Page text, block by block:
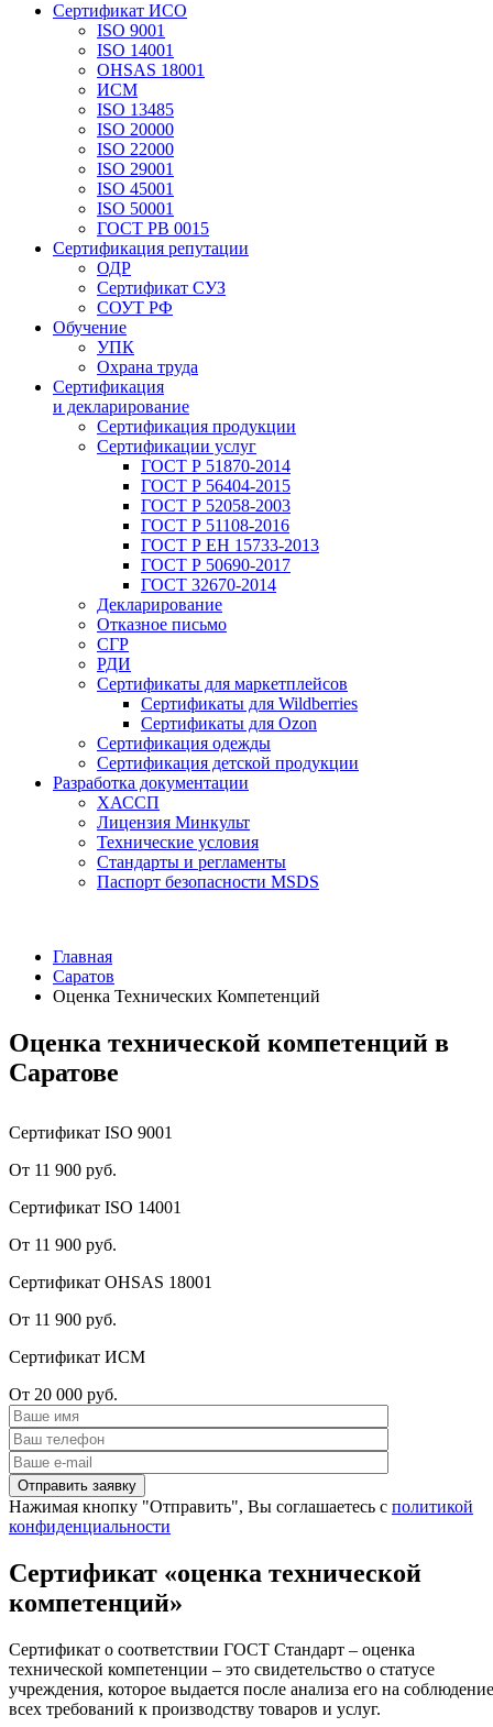
Сертификат ИСО
ISO 9001
ISO 14001
OHSAS 18001
ИСМ
ISO 13485
ISO 20000
ISO 22000
ISO 29001
ISO 45001
ISO 50001
ГОСТ РВ 0015
Сертификация репутации
ОДР
Сертификат СУЗ
СОУТ РФ
Обучение
УПК
Охрана труда
Сертификация
и декларирование
Сертификация продукции
Сертификации услуг
ГОСТ Р 51870-2014
ГОСТ Р 56404-2015
ГОСТ Р 52058-2003
ГОСТ Р 51108-2016
ГОСТ Р ЕН 15733-2013
ГОСТ Р 50690-2017
ГОСТ 32670-2014
Декларирование
Отказное письмо
СГР
РДИ
Сертификаты для маркетплейсов
Сертификаты для Wildberries
Сертификаты для Ozon
Сертификация одежды
Сертификация детской продукции
Разработка документации
ХАССП
Лицензия Минкульт
Технические условия
Стандарты и регламенты
Паспорт безопасности MSDS
Главная
Саратов
Оценка Технических Компетенций
Оценка технической компетенций в
Саратове
Сертификат ISO 9001
От 11 900 руб.
Сертификат ISO 14001
От 11 900 руб.
Сертификат OHSAS 18001
От 11 900 руб.
Сертификат ИСМ
От 20 000 руб.
Нажимая кнопку "Отправить", Вы соглашаетесь с политикой
конфиденциальности
Сертификат «оценка технической
компетенций»
Сертификат о соответствии ГОСТ Стандарт – оценка
технической компетенции – это свидетельство о статусе
учреждения, которое выдается после анализа его на соблюдение
всех требований к производству товаров и услуг.